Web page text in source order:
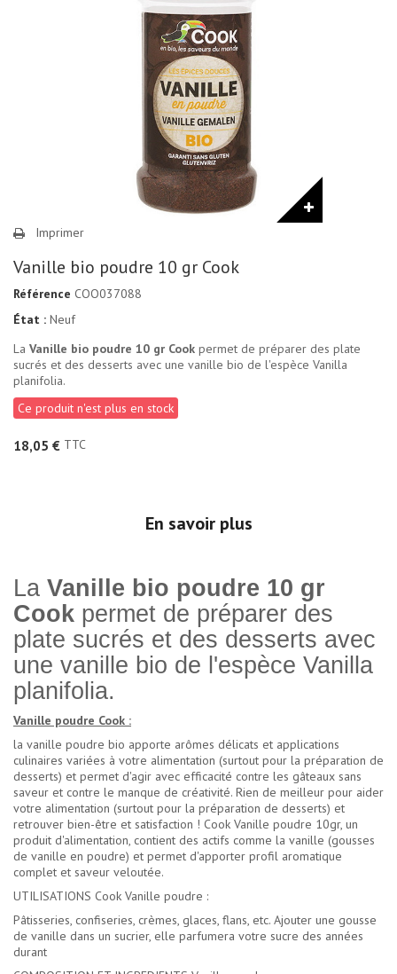
Imprimer
Vanille bio poudre 10 gr Cook
Référence COO037088
État : Neuf
La Vanille bio poudre 10 gr Cook permet de préparer des plate
sucrés et des desserts avec une vanille bio de l'espèce Vanilla
planifolia.
Ce produit n'est plus en stock
18,05 € TTC
En savoir plus
La Vanille bio poudre 10 gr
Cook permet de préparer des
plate sucrés et des desserts avec
une vanille bio de l'espèce Vanilla
planifolia.
Vanille poudre Cook :
la vanille poudre bio apporte arômes délicats et applications
culinaires variées à votre alimentation (surtout pour la préparation de
desserts) et permet d'agir avec efficacité contre les gâteaux sans
saveur et contre le manque de créativité. Rien de meilleur pour aider
votre alimentation (surtout pour la préparation de desserts) et
retrouver bien-être et satisfaction ! Cook Vanille poudre 10gr, un
produit d'alimentation, contient des actifs comme la vanille (gousses
de vanille en poudre) et permet d'apporter profil aromatique
complet et saveur veloutée.
UTILISATIONS Cook Vanille poudre :
Pâtisseries, confiseries, crèmes, glaces, flans, etc. Ajouter une gousse
de vanille dans un sucrier, elle parfumera votre sucre des années
durant